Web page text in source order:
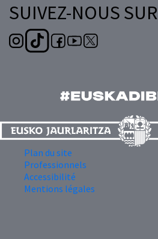
SUIVEZ-NOUS SUR
Plan du site
Professionnels
Accessibilité
Mentions légales